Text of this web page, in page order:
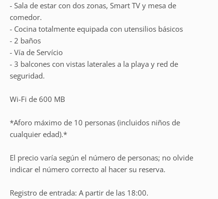
- Sala de estar con dos zonas, Smart TV y mesa de
comedor.
- Cocina totalmente equipada con utensilios básicos
- 2 baños
- Vía de Servício
- 3 balcones con vistas laterales a la playa y red de
seguridad.
Wi-Fi de 600 MB
*Aforo máximo de 10 personas (incluidos niños de
cualquier edad).*
El precio varía según el número de personas; no olvide
indicar el número correcto al hacer su reserva.
Registro de entrada: A partir de las 18:00.